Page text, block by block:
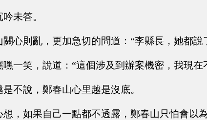
未答。
關心則亂，更加急切的問道：“李縣長，她都說
嘿一笑，說道：“這個涉及到辦案機密，我現在
是不說，鄭春山心里越是沒底。
想，如果自己一點都不透露，鄭春山只怕會以